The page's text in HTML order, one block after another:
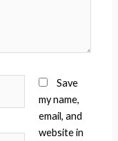
Save
my name,
email, and
website in